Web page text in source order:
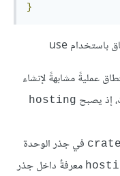
}
عمليةً مشابهةً لإنشاء
hosting
في جذر الوحدة
معرفةٌ داخل جذر